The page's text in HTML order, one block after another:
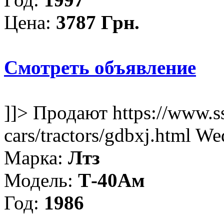
Цена: 3787 Грн.
Смотреть объявление
]]> Продают https://
cars/tractors/gdbxj.html
Марка: Лтз
Модель: Т-40Ам
Год: 1986